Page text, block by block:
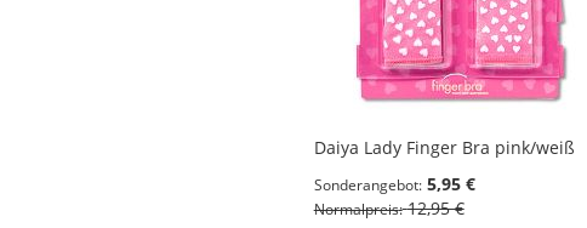
Daiya Lady Finger Bra pink/weiß
Sonderangebot 5,95 €
Normalpreis 12,95 €